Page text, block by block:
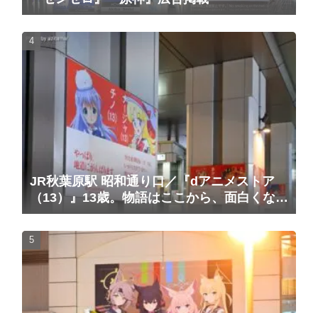
JR秋葉原駅 昭和通り口／『dアニメストア
（13）』13歳。物語はここから、面白くな
る。広告（2025/10/20掲載開始）